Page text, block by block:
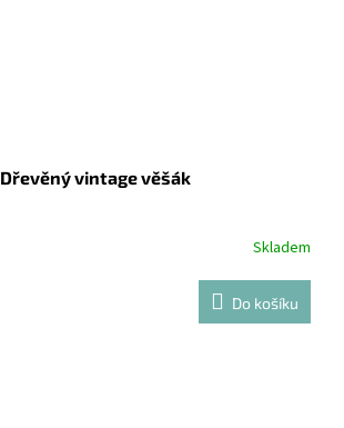
Dřevěný vintage věšák
Skladem
Do košíku